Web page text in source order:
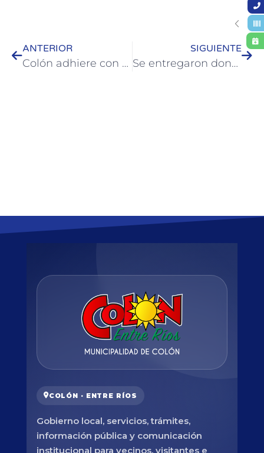
ANTERIOR
Colón adhiere con distintas actividades a la Semana de la Accesibilidad
SIGUIENTE
Se entregaron donaciones de botines a instituciones deportivas de Colón
COLÓN · ENTRE RÍOS
Gobierno local, servicios, trámites,
información pública y comunicación
institucional para vecinos, visitantes e